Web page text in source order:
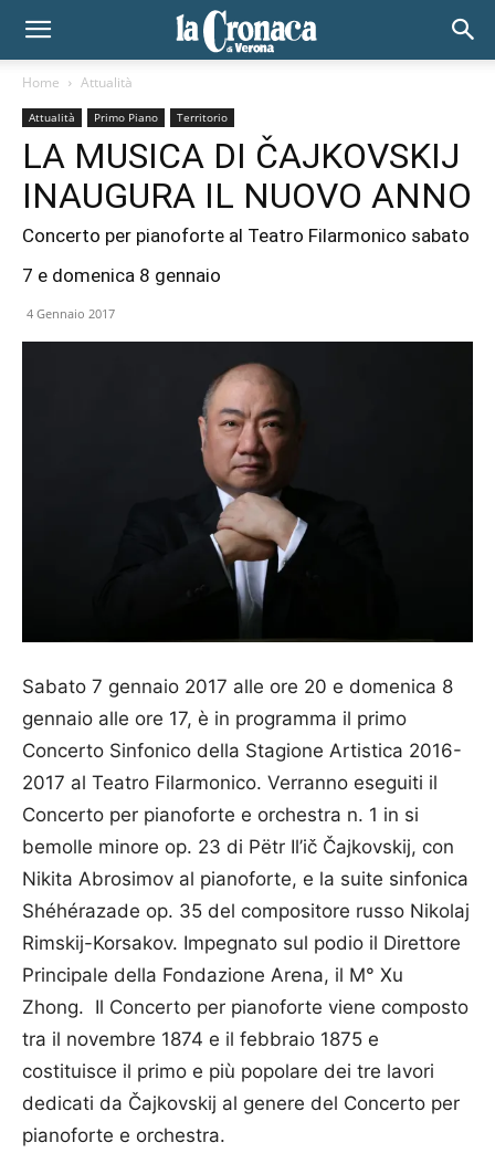
Home Attualità
Attualità Primo Piano Territorio
LA MUSICA DI ČAJKOVSKIJ
INAUGURA IL NUOVO ANNO
Concerto per pianoforte al Teatro Filarmonico sabato
7 e domenica 8 gennaio
4 Gennaio 2017
Sabato 7 gennaio 2017 alle ore 20 e domenica 8
gennaio alle ore 17, è in programma il primo
Concerto Sinfonico della Stagione Artistica 2016-
2017 al Teatro Filarmonico. Verranno eseguiti il
Concerto per pianoforte e orchestra n. 1 in si
bemolle minore op. 23 di Pëtr Il’ič Čajkovskij, con
Nikita Abrosimov al pianoforte, e la suite sinfonica
Shéhérazade op. 35 del compositore russo Nikolaj
Rimskij-Korsa­kov. Impe­­­gnato sul podio il Direttore
Principale della Fondazione Arena, il M° Xu
Zhong. Il Con­certo per pianoforte viene composto
tra il novembre 1874 e il febbraio 1875 e
costituisce il primo e più popolare dei tre lavori
dedicati da Čajkovskij al genere del Concerto per
pianoforte e orchestra.